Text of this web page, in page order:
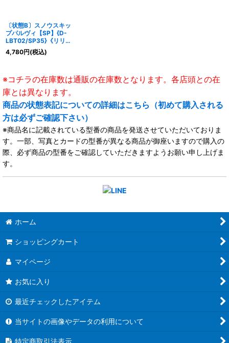
〔状態B〕スノウスキッ
プパルヴィ【SP】{D-
LBT02/SP35}《リリカ
ルモナステリオ》
4,780円(税込)
※コチラの在庫数は通販の在庫数となります。各店頭との在
庫とは異なります。
商品の状態表記についての詳細はこちら（初めて購入される
方は必ずご確認下さい）
※商品名に記載されている型番の商品を発送させていただいておりま
す。一部、写真とカードの型番が異なる商品が御座いますので購入の
際、必ず商品の型番をご確認していただきますようお願い申し上げま
す。
ホーム
ショッピングカート
マイページ
お気に入り
最近チェックしたアイテム
当サイトの画像やデータの利用について